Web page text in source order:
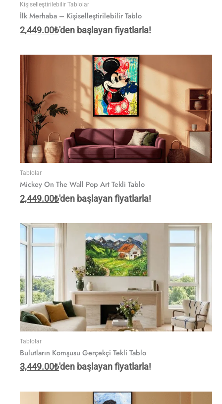
Kişiselleştirilebilir Tablolar
İlk Merhaba – Kişiselleştirilebilir Tablo
2,449.00₺'den başlayan fiyatlarla!
Tablolar
Mickey On The Wall Pop Art Tekli Tablo
2,449.00₺'den başlayan fiyatlarla!
Tablolar
Bulutların Komşusu Gerçekçi Tekli Tablo
3,449.00₺'den başlayan fiyatlarla!